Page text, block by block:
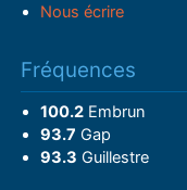
Nous écrire
Fréquences
100.2Embrun
93.7 Gap
93.3 Guillestre